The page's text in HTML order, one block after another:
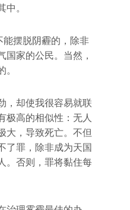
。
能摆脱阴霾的，除非
国家的公民。当然，
，却使我很容易就联
极高的相似性：无人
大，导致死亡。不但
了罪，除非成为天国
。否则，罪将黏住每